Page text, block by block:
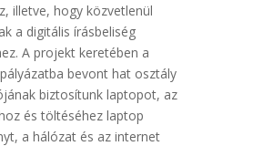
illetve, hogy közvetlenül
a digitális írásbeliség
A projekt keretében a
bevont hat osztály
biztosítunk laptopot, az
és töltéséhez laptop
a hálózat és az internet